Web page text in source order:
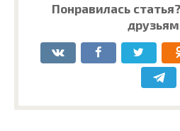
Понравилась